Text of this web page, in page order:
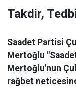
Takdir,
Saadet Partisi
Mertoğlu
Mertoğlu'nun
rağbet